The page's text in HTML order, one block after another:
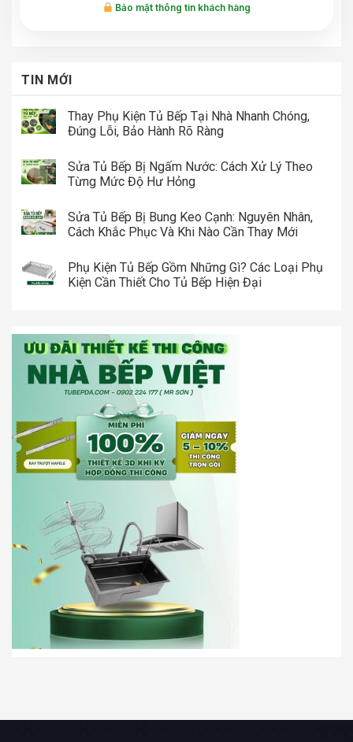
Bảo mật thông tin khách hàng
TIN MỚI
Thay Phụ Kiện Tủ Bếp Tại Nhà Nhanh Chóng,
Đúng Lỗi, Bảo Hành Rõ Ràng
Sửa Tủ Bếp Bị Ngấm Nước: Cách Xử Lý Theo
Từng Mức Độ Hư Hỏng
Sửa Tủ Bếp Bị Bung Keo Cạnh: Nguyên Nhân,
Cách Khắc Phục Và Khi Nào Cần Thay Mới
Phụ Kiện Tủ Bếp Gồm Những Gì? Các Loại Phụ
Kiện Cần Thiết Cho Tủ Bếp Hiện Đại